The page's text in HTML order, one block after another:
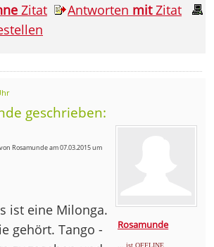
Zitat Antworten mitZitat
geschrieben:
Rosamunde
... ist OFFLINE
Rosamunde am 07.03.2015 um
ist eine Milonga.
gehört. Tango -